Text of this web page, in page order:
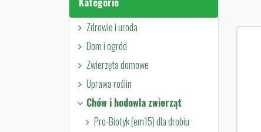
Zdrowie i uroda
Dom i ogród
Zwierzęta domowe
Uprawa roślin
Chów i hodowla zwierząt
Pro-Biotyk (em15) dla drobiu